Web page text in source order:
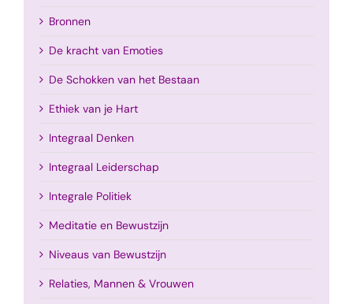
Bronnen
De kracht van Emoties
De Schokken van het Bestaan
Ethiek van je Hart
Integraal Denken
Integraal Leiderschap
Integrale Politiek
Meditatie en Bewustzijn
Niveaus van Bewustzijn
Relaties, Mannen & Vrouwen